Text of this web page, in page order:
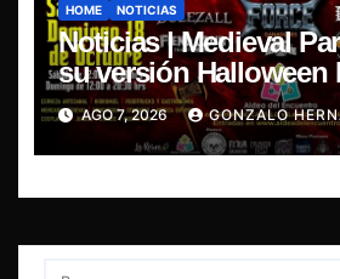
HOME NOTICIAS
Noticias | Medieval
su versión Halloween
Aldea del Encuentro
AGO 7, 2026 GONZALO